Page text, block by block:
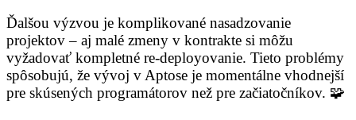
Ďalšou výzvou je komplikované nasadzovanie
projektov – aj malé zmeny v kontrakte si môžu
vyžadovať kompletné re-deployovanie. Tieto problémy
spôsobujú, že vývoj v Aptose je momentálne vhodnejší
pre skúsených programátorov než pre začiatočníkov. 🧩